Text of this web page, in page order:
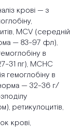
крові — з
MCV (середній
— 83-97 фл),
в
31 пг), MCHC
гемоглобіну в
норма — 32-36 г/
ретикулоцитів,
крові,